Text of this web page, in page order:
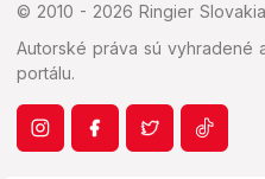
© 2010 - 2026 Ringier Slovakia
Autorské práva sú
portálu.